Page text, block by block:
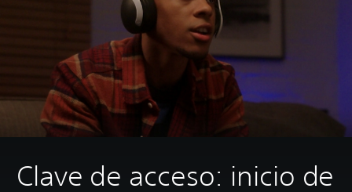
Clave de acceso: inicio de